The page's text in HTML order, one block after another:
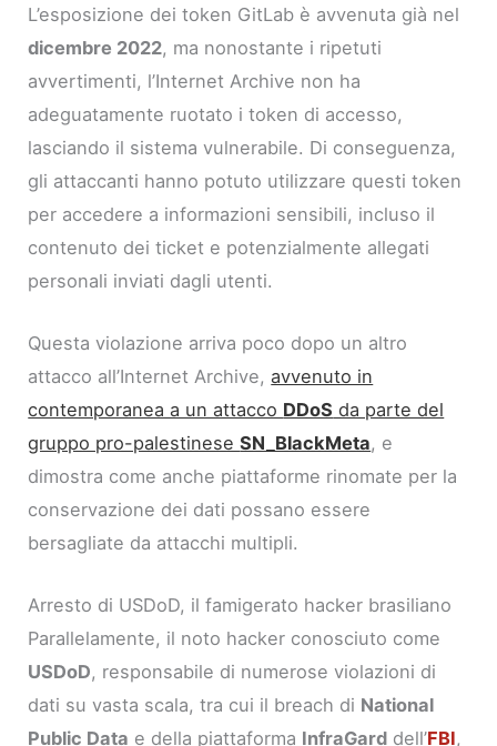
L’esposizione dei token GitLab è avvenuta già nel
dicembre 2022, ma nonostante i ripetuti
avvertimenti, l’Internet Archive non ha
adeguatamente ruotato i token di accesso,
lasciando il sistema vulnerabile. Di conseguenza,
gli attaccanti hanno potuto utilizzare questi token
per accedere a informazioni sensibili, incluso il
contenuto dei ticket e potenzialmente allegati
personali inviati dagli utenti.
Questa violazione arriva poco dopo un altro
attacco all’Internet Archive,avvenuto in
contemporanea a un attacco DDoS da parte del
gruppo pro-palestineseSN_BlackMeta, e
dimostra come anche piattaforme rinomate per la
conservazione dei dati possano essere
bersagliate da attacchi multipli.
Arresto di USDoD, il famigerato hacker brasiliano
Parallelamente, il noto hacker conosciuto come
USDoD, responsabile di numerose violazioni di
dati su vasta scala, tra cui il breach di National
Public Data e della piattaforma InfraGard dell’FBI,